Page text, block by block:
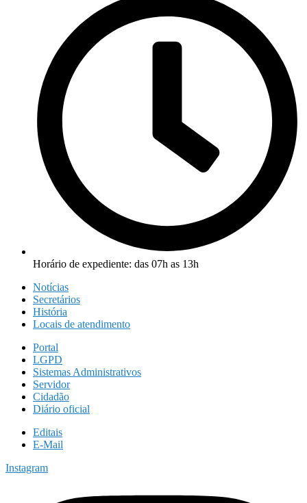
Horário de expediente: das 07h as 13h
Notícias
Secretários
História
Locais de atendimento
Portal
LGPD
Sistemas Administrativos
Servidor
Cidadão
Diário oficial
Editais
E-Mail
Instagram